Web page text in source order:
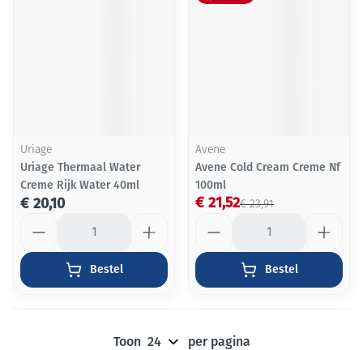
Uriage
Uriage Thermaal Water
Creme Rijk Water 40ml
€ 20,10
Bestel
Avene
Avene Cold Cream Creme Nf
100ml
€ 23,91
€ 21,52
Bestel
Toon per pagina